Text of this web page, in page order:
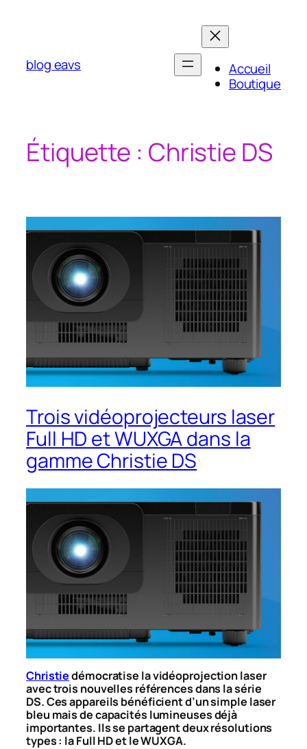
blog eavs
Accueil
Boutique
Étiquette : Christie DS
Trois vidéoprojecteurs laser
Full HD et WUXGA dans la
gamme Christie DS
Christiedémocratise la vidéoprojection laser
avec trois nouvelles références dans la série
DS. Ces appareils bénéficient d’un simple laser
bleu mais de capacités lumineuses déjà
importantes. Ils se partagent deux résolutions
types : la Full HD et le WUXGA.